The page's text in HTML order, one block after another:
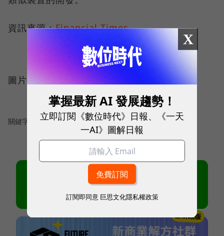
資訊來源：Financial Times
圖片來源：Wikimedia Commons
關鍵字： ＃Apple ＃穿戴裝置
X
掌握最新 AI 發展趨勢！
立即訂閱《數位時代》日報、《一天
一AI》圖解日報
訂閱即同意 巨思文化隱私權政策